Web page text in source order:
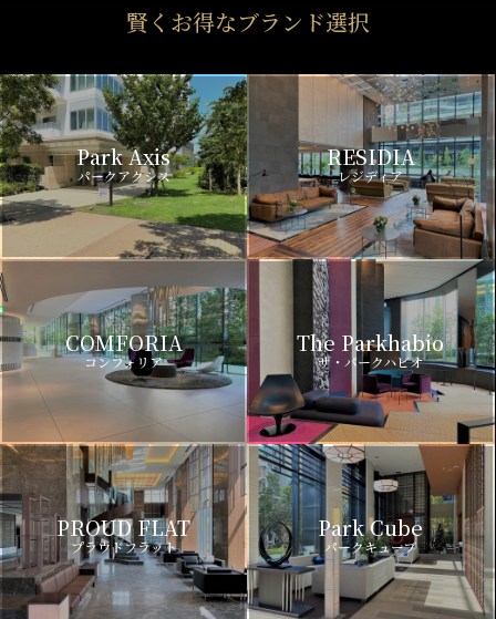
賢くお得なブランド選択
Park Axis
パークアクシス
RESIDIA
レジディア
COMFORIA
コンフォリア
The Parkhabio
ザ・パークハビオ
PROUD FLAT
プラウドフラット
Park Cube
パークキューブ